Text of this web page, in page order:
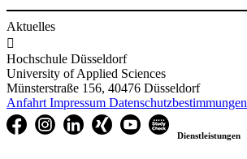
Aktuelles

Hochschule Düsseldorf
University of Applied Sciences
Münsterstraße 156, 40476 Düsseldorf
Anfahrt Impressum Datenschutzbestimmungen
Dienstleistungen